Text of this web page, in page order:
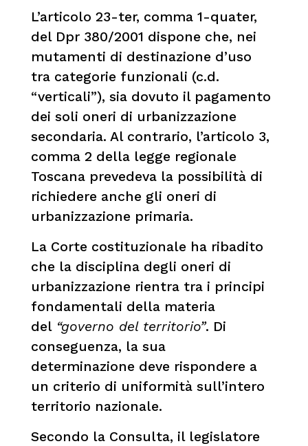
L’articolo 23-ter, comma 1-quater,
del Dpr 380/2001 dispone che, nei
mutamenti di destinazione d’uso
tra categorie funzionali (c.d.
“verticali”), sia dovuto il pagamento
dei soli oneri di urbanizzazione
secondaria. Al contrario, l’articolo 3,
comma 2 della legge regionale
Toscana prevedeva la possibilità di
richiedere anche gli oneri di
urbanizzazione primaria.
La Corte costituzionale ha ribadito
che la disciplina degli oneri di
urbanizzazione rientra tra i principi
fondamentali della materia
del “governo del territorio”. Di
conseguenza, la sua
determinazione deve rispondere a
un criterio di uniformità sull’intero
territorio nazionale.
Secondo la Consulta, il legislatore